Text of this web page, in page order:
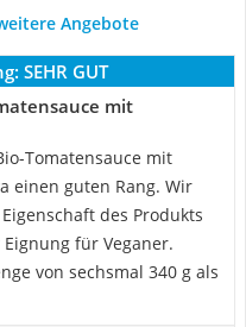
Angebote
SEHR GUT
mit
Tomatensauce mit
einen guten Rang. Wir
des Produkts
für Veganer.
von sechsmal 340 g als